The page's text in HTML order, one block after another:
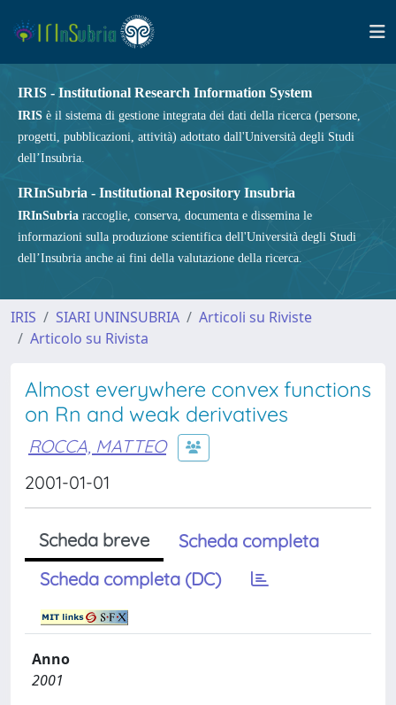
IRIS - Institutional Research Information System
IRIS è il sistema di gestione integrata dei dati della ricerca (persone,
progetti, pubblicazioni, attività) adottato dall'Università degli Studi
dell’Insubria.
IRInSubria - Institutional Repository Insubria
IRInSubria raccoglie, conserva, documenta e dissemina le
informazioni sulla produzione scientifica dell'Università degli Studi
dell’Insubria anche ai fini della valutazione della ricerca.
IRIS SIARI UNINSUBRIA
Articoli su Riviste
Articolo su Rivista
Almost everywhere convex functions
on Rn and weak derivatives
ROCCA, MATTEO
2001-01-01
Scheda breve
Scheda completa
Scheda completa (DC)
Anno
2001